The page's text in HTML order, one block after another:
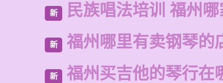
新 民族唱法培训 福州
新 福州哪里有卖钢琴的
新 福州买吉他的琴行在